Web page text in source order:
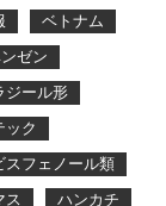
ベトナム
ゼン
ジール形
ック
スフェノール類
ス
ハンカチ